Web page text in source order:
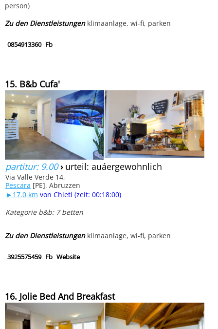
person)
Zu den Dienstleistungenklimaanlage, wi-fi, parken
0854913360 Fb
15. B&b Cufa'
partitur: 9.00› urteil: auáergewohnlich
Via Valle Verde 14,
Pescara [PE], Abruzzen
►17.0 km von Chieti (zeit: 00:18:00)
Kategorie b&b: 7 betten
Zu den Dienstleistungenklimaanlage, wi-fi, parken
3925575459 Fb Website
16. Jolie Bed And Breakfast